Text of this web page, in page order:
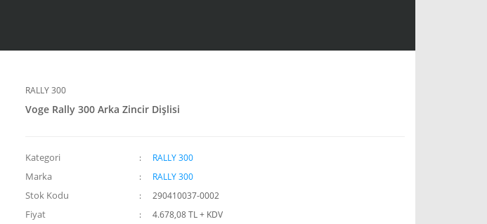
RALLY 300
Voge Rally 300 Arka Zincir Dişlisi
Kategori RALLY 300
Marka RALLY 300
Stok Kodu 290410037-0002
Fiyat
4.678,08 TL + KDV